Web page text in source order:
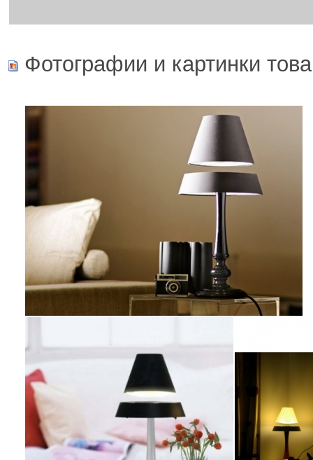
Фотографии и картинки